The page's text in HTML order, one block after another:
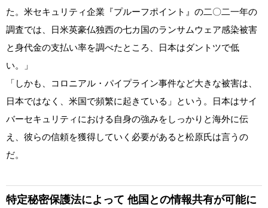
た。米セキュリティ企業『プルーフポイント』の二〇二一年の
調査では、日米英豪仏独西の七カ国のランサムウェア感染被害
と身代金の支払い率を調べたところ、日本はダントツで低
い。」
「しかも、コロニアル・パイプライン事件など大きな被害は、
日本ではなく、米国で頻繁に起きている」という。日本はサイ
バーセキュリティにおける自身の強みをしっかりと海外に伝
え、彼らの信頼を獲得していく必要があると松原氏は言うの
だ。
特定秘密保護法によって 他国との情報共有が可能に